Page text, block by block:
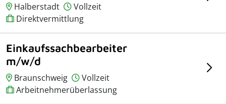
Halberstadt
Vollzeit
Direktvermittlung
Einkaufssachbearbeiter
m/w/d
Braunschweig
Vollzeit
Arbeitnehmerüberlassung